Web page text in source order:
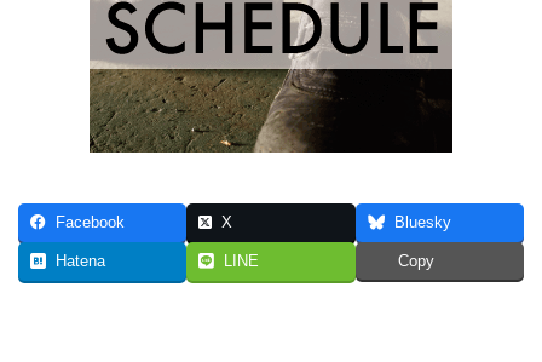
Facebook X Bluesky
Hatena LINE Copy